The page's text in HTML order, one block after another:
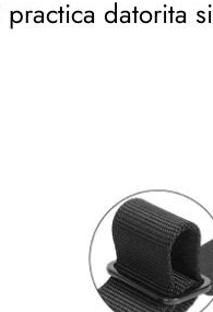
practica datorita